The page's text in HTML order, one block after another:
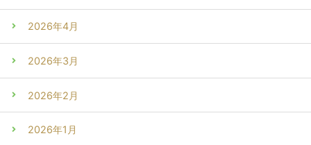
2026年4月
2026年3月
2026年2月
2026年1月